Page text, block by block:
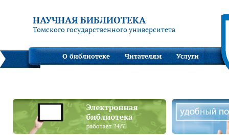
НАУЧНАЯ БИБЛИОТЕКА
Томского государственного университета
О библиотеке Читателям Услуги